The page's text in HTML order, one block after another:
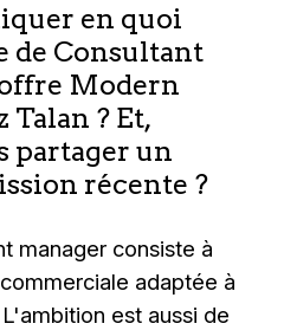
en quoi
de Consultant
Modern
? Et,
partager un
récente ?
manager consiste à
adaptée à
est aussi de